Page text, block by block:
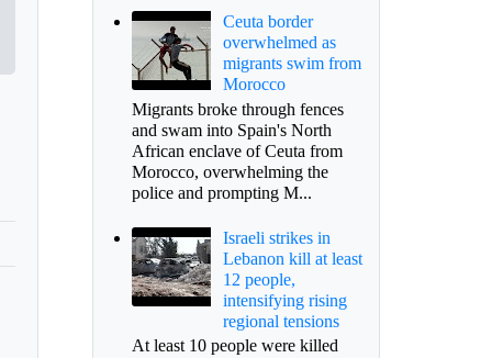
Ceuta border
overwhelmed as
migrants swim from
Morocco
Migrants broke through fences
and swam into Spain's North
African enclave of Ceuta from
Morocco, overwhelming the
police and prompting M...
Israeli strikes in
Lebanon kill at least
12 people,
intensifying rising
regional tensions
At least 10 people were killed